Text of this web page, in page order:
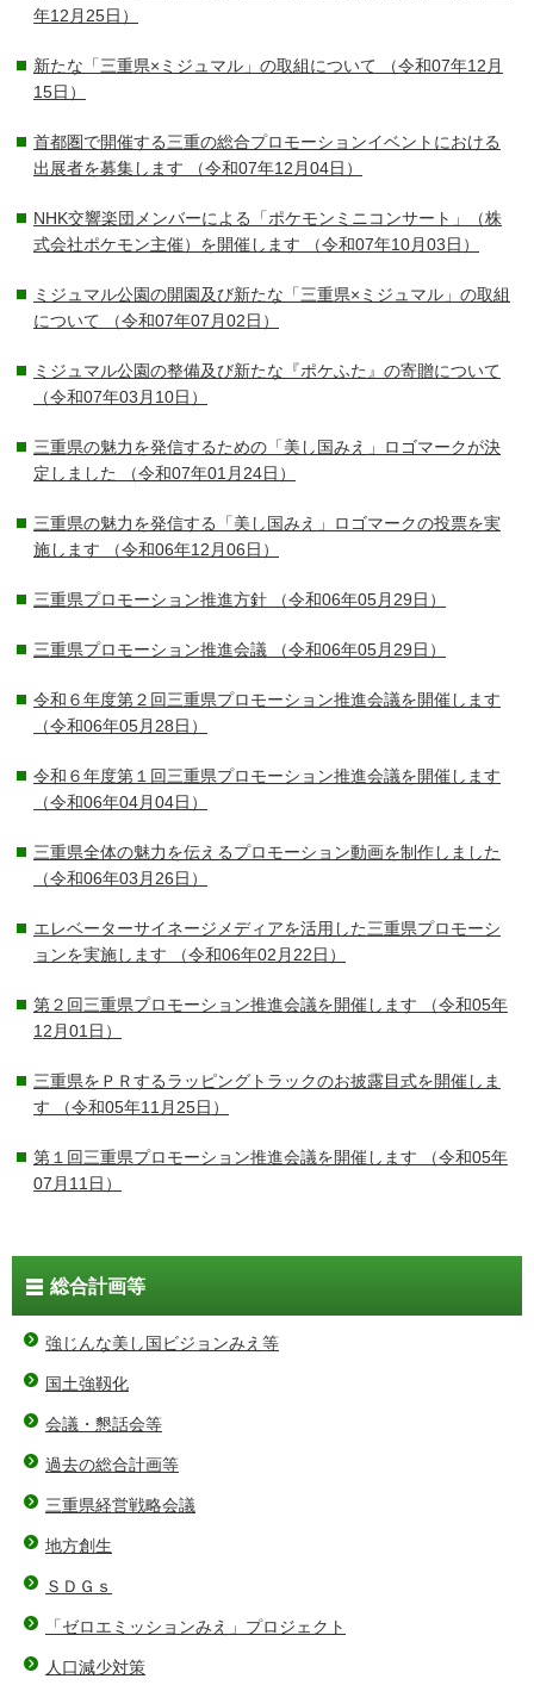
年12月25日）
新たな「三重県×ミジュマル」の取組について （令和07年12月
15日）
首都圏で開催する三重の総合プロモーションイベントにおける
出展者を募集します （令和07年12月04日）
NHK交響楽団メンバーによる「ポケモンミニコンサート」（株
式会社ポケモン主催）を開催します （令和07年10月03日）
ミジュマル公園の開園及び新たな「三重県×ミジュマル」の取組
について （令和07年07月02日）
ミジュマル公園の整備及び新たな『ポケふた』の寄贈について
（令和07年03月10日）
三重県の魅力を発信するための「美し国みえ」ロゴマークが決
定しました
（令和07年01月24日）
三重県の魅力を発信する「美し国みえ」ロゴマークの投票を実
施します （令和06年12月06日）
三重県プロモーション推進方針 （令和06年05月29日）
三重県プロモーション推進会議 （令和06年05月29日）
令和６年度第２回三重県プロモーション推進会議を開催します
（令和06年05月28日）
令和６年度第１回三重県プロモーション推進会議を開催します
（令和06年04月04日）
三重県全体の魅力を伝えるプロモーション動画を制作しました
（令和06年03月26日）
エレベーターサイネージメディアを活用した三重県プロモーシ
ョンを実施します （令和06年02月22日）
第２回三重県プロモーション推進会議を開催します （令和05年
12月01日）
三重県をＰＲするラッピングトラックのお披露目式を開催しま
す （令和05年11月25日）
第１回三重県プロモーション推進会議を開催します （令和05年
07月11日）
総合計画等
強じんな美し国ビジョンみえ等
国土強靱化
会議・懇話会等
過去の総合計画等
三重県経営戦略会議
地方創生
ＳＤＧｓ
「ゼロエミッションみえ」プロジェクト
人口減少対策